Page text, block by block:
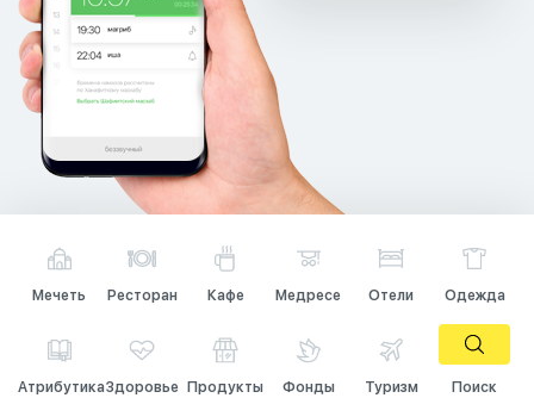
Мечеть Ресторан Кафе Медресе Отели Одежда
АтрибутикаЗдоровье Продукты Фонды Туризм Поиск